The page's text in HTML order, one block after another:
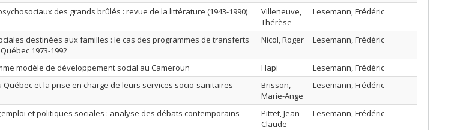
des grands brûlés : revue de la littérature (1943-1990)
Villeneuve,
Thérèse
Lesemann, Frédéric
destinées aux familles : le cas des programmes de transferts
1973-1992
Nicol, Roger Lesemann, Frédéric
modèle de développement social au Cameroun Hapi
Lesemann, Frédéric
Québec et la prise en charge de leurs services socio-sanitaires
Brisson,
Marie-Ange
Lesemann, Frédéric
et politiques sociales : analyse des débats contemporains
Pittet, Jean-
Claude
Lesemann, Frédéric